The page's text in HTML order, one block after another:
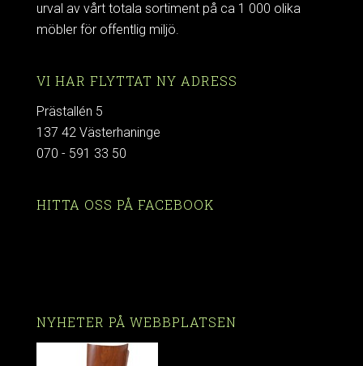
urval av vårt totala sortiment på ca 1 000 olika
möbler för offentlig miljö.
VI HAR FLYTTAT NY ADRESS
Prästallén 5
137 42 Västerhaninge
070 - 591 33 50
HITTA OSS PÅ FACEBOOK
NYHETER PÅ WEBBPLATSEN